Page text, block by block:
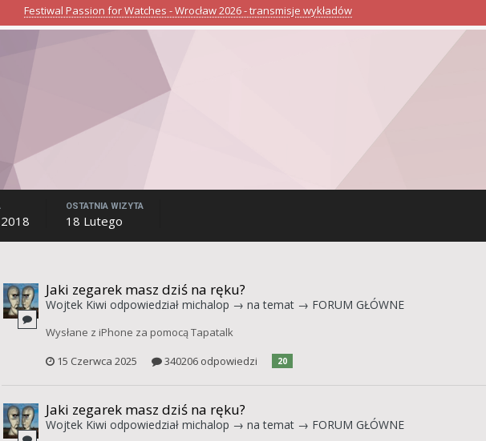
Festiwal Passion for Watches - Wrocław 2026 - transmisje wykładów
OSTATNIA WIZYTA
18 Lutego
Jaki zegarek masz dziś na ręku?
Wojtek Kiwi odpowiedział michalop → na temat → FORUM GŁÓWNE
Wysłane z iPhone za pomocą Tapatalk
15 Czerwca 2025
340206 odpowiedzi 20
Jaki zegarek masz dziś na ręku?
Wojtek Kiwi odpowiedział michalop → na temat → FORUM GŁÓWNE